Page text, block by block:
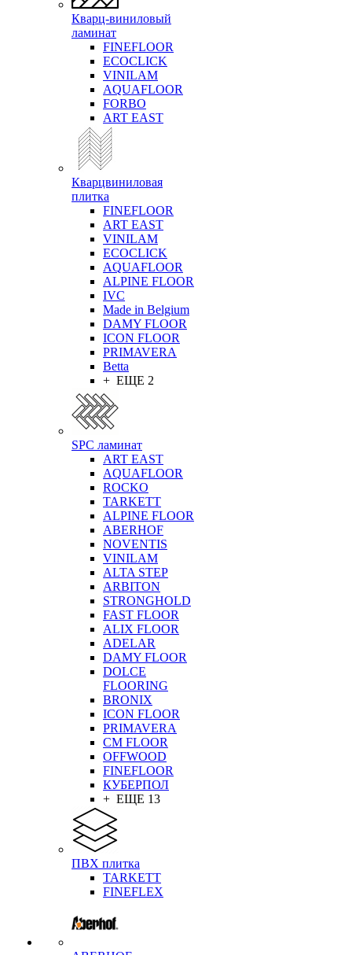
Кварц-виниловый
ламинат
FINEFLOOR
ECOCLICK
VINILAM
AQUAFLOOR
FORBO
ART EAST
Кварцвиниловая
плитка
FINEFLOOR
ART EAST
VINILAM
ECOCLICK
AQUAFLOOR
ALPINE FLOOR
IVC
Made in Belgium
DAMY FLOOR
ICON FLOOR
PRIMAVERA
Betta
+ ЕЩЕ 2
SPC ламинат
ART EAST
AQUAFLOOR
ROCKO
TARKETT
ALPINE FLOOR
ABERHOF
NOVENTIS
VINILAM
ALTA STEP
ARBITON
STRONGHOLD
FAST FLOOR
ALIX FLOOR
ADELAR
DAMY FLOOR
DOLCE
FLOORING
BRONIX
ICON FLOOR
PRIMAVERA
CM FLOOR
OFFWOOD
FINEFLOOR
КУБЕРПОЛ
+ ЕЩЕ 13
ПВХ плитка
TARKETT
FINEFLEX